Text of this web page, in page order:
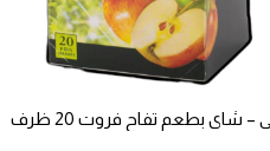
– شاى بطعم تفاح فروت 20 ظرف